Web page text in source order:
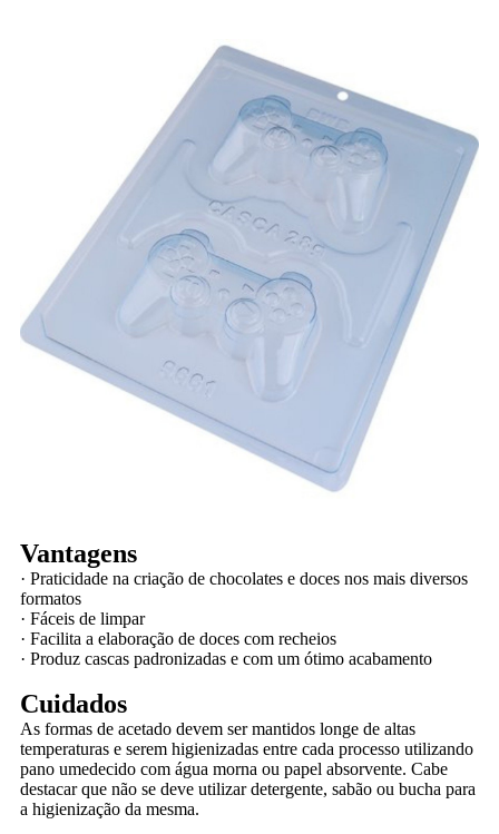
Vantagens
· Praticidade na criação de chocolates e doces nos mais diversos
formatos
· Fáceis de limpar
· Facilita a elaboração de doces com recheios
· Produz cascas padronizadas e com um ótimo acabamento
Cuidados
As formas de acetado devem ser mantidos longe de altas
temperaturas e serem higienizadas entre cada processo utilizando
pano umedecido com água morna ou papel absorvente. Cabe
destacar que não se deve utilizar detergente, sabão ou bucha para
a higienização da mesma.